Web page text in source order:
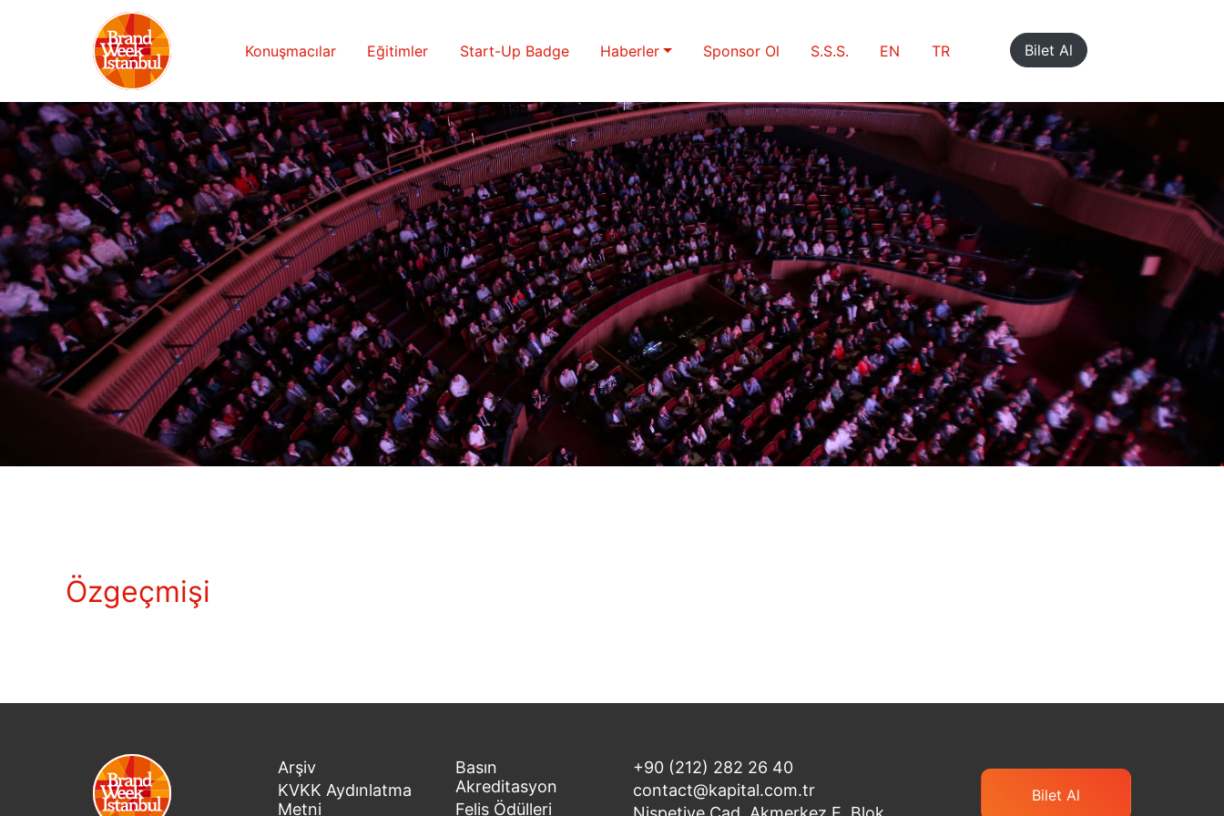
Konuşmacılar Eğitimler Start-Up Badge Haberler Sponsor Ol S.S.S. EN TR Bilet Al
Özgeçmişi
Arşiv
KVKK Aydınlatma
Metni
Basın
Akreditasyon
Felis Ödülleri
+90 (212) 282 26 40
contact@kapital.com.tr
Bilet Al